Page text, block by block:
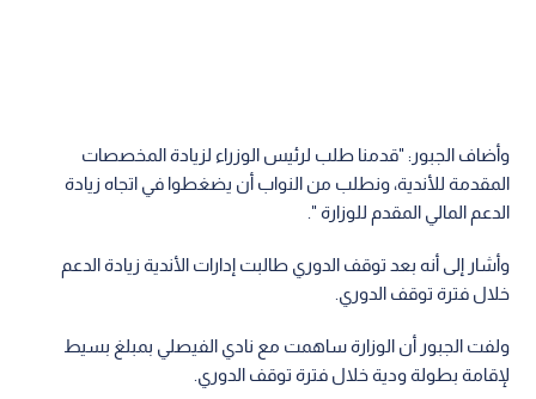
وأضاف الجبور: "قدمنا طلب لرئيس الوزراء لزيادة المخصصات
المقدمة للأندية، ونطلب من النواب أن يضغطوا في اتجاه زيادة
الدعم المالي المقدم للوزارة ".
وأشار إلى أنه بعد توقف الدوري طالبت إدارات الأندية زيادة الدعم
خلال فترة توقف الدوري.
ولفت الجبور أن الوزارة ساهمت مع نادي الفيصلي بمبلغ بسيط
لإقامة بطولة ودية خلال فترة توقف الدوري.